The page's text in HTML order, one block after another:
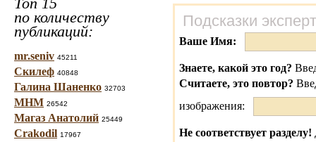
по количеству
публикаций:
mr.seniv 45211
Скилеф 40848
Галина Шаненко 32703
МНМ 26542
Магаз Анатолий 25449
Crakodil 17967
Подсказки
Ваше Имя:
Знаете, какой это год?
Считаете, это повтор?
изображения:
Не соответствует разделу!